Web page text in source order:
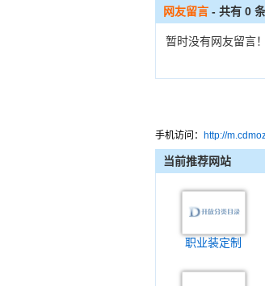
网友留言 - 共有 0
暂时没有网友留言！
手机访问： http://
当前推荐网站
职业装定制